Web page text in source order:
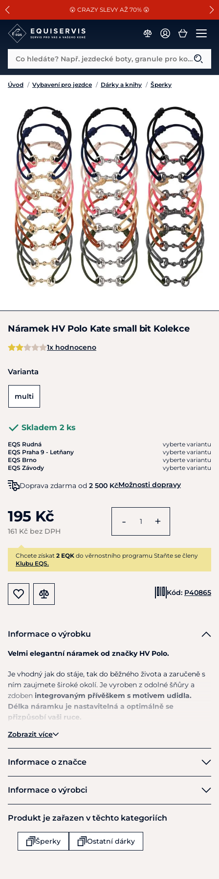
SLEVA 13% na vše od Cassini!
😮 CRAZY SLEVY AŽ 70% 😮
📐Pasování a doplňky k vybraným sedlům ZDARMA 🐴
Co hledáte? Např. jezdecké boty, granule pro koně...
Úvod / Vybavení pro jezdce / Dárky a knihy / Šperky
Náramek HV Polo Kate small bit Kolekce
1x hodnoceno
Varianta
multi
Skladem 2 ks
EQS Rudná
vyberte variantu
EQS Praha 9 - Letňany
vyberte variantu
EQS Brno
vyberte variantu
EQS Závody
vyberte variantu
Doprava zdarma od 2 500 KčMožnosti dopravy
195 Kč
161 Kč bez DPH
- +
Chcete získat 2 EQK do věrnostního programu Staňte se členy
Klubu EQS.
Kód: P40865
Informace o výrobku
Velmi elegantní náramek od značky HV Polo.
Je vhodný jak do stáje, tak do běžného života a zaručeně s
ním zaujmete široké okolí. Je vyroben z odolné šňůry a
zdoben integrovaným přívěškem s motivem udidla.
Délka náramku je nastavitelná a optimálně se
přizpůsobí vaši ruce.
S tímto originálním doplňkem zaručeně vykouzlíte úsměv
na tváři každému milovníkovi koní a koňské tématiky.
-----------------------------------------------------------------------------------
*Tento produkt je dostupný v mixu barev. Pokud máte
preferenci konkrétní barvy, prosím, napište nám svou volbu
do poznámky při objednávce nebo nás kontaktujte předem.
Uděláme vše pro to, abychom splnili vaše přání, ale
Zobrazit více
Informace o značce
HV Polo
Informace o výrobci
HV Polo
Oude Middenweg 81
AC Den Haag
Produkt je zařazen v těchto kategoriích
Šperky Ostatní dárky